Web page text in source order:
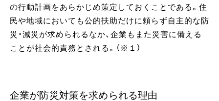
の行動計画をあらかじめ策定しておくことである。住
民や地域においても公的扶助だけに頼らず自主的な防
災・減災が求められるなか、企業もまた災害に備える
ことが社会的責務とされる。（※１）
企業が防災対策を求められる理由